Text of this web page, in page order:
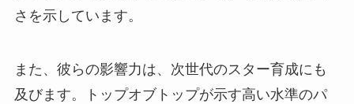
さを示しています。
また、彼らの影響力は、次世代のスター育成にも
及びます。トップオブトップが示す高い水準のパ